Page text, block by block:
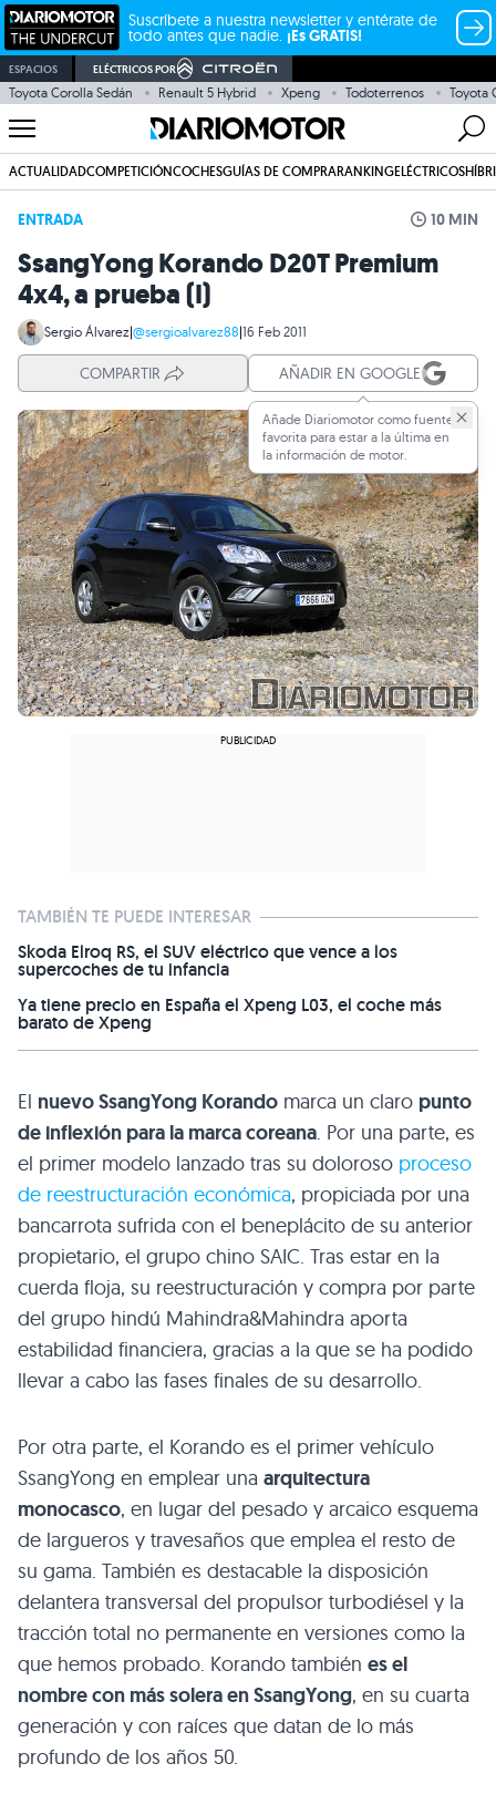
Suscríbete a nuestra newsletter y entérate de
todo antes que nadie. ¡Es GRATIS!
ESPACIOS ELÉCTRICOS POR
Toyota Corolla Sedán Renault 5 Hybrid Xpeng Todoterrenos Toyota
ACTUALIDADCOMPETICIÓNCOCHESGUÍAS DE COMPRARANKINGELÉCTRICOS
ENTRADA 10 MIN
SsangYong Korando D20T Premium
4x4, a prueba (I)
Sergio Álvarez|@sergioalvarez88|16 Feb 2011
COMPARTIR AÑADIR EN GOOGLE
Añade Diariomotor como fuente
favorita para estar a la última en
la información de motor.
TAMBIÉN TE PUEDE INTERESAR
Skoda Elroq RS, el SUV eléctrico que vence a los
supercoches de tu infancia
Ya tiene precio en España el Xpeng L03, el coche más
barato de Xpeng
El nuevo SsangYong Korando marca un claro punto
de inflexión para la marca coreana. Por una parte, es
el primer modelo lanzado tras su doloroso proceso
de reestructuración económica, propiciada por una
bancarrota sufrida con el beneplácito de su anterior
propietario, el grupo chino SAIC. Tras estar en la
cuerda floja, su reestructuración y compra por parte
del grupo hindú Mahindra&Mahindra aporta
estabilidad financiera, gracias a la que se ha podido
llevar a cabo las fases finales de su desarrollo.
Por otra parte, el Korando es el primer vehículo
SsangYong en emplear una arquitectura
monocasco, en lugar del pesado y arcaico esquema
de largueros y travesaños que emplea el resto de
su gama. También es destacable la disposición
delantera transversal del propulsor turbodiésel y la
tracción total no permanente en versiones como la
que hemos probado. Korando también es el
nombre con más solera en SsangYong, en su cuarta
generación y con raíces que datan de lo más
profundo de los años 50.